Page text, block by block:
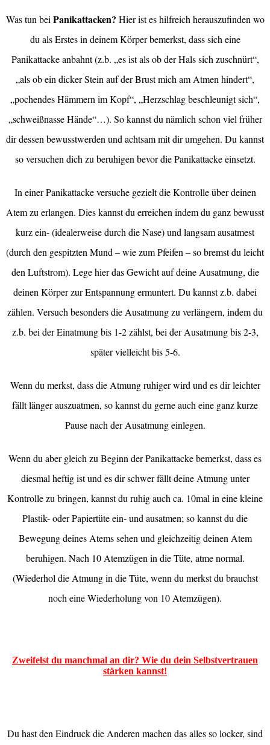
Was tun beiPanikattacken? Hier ist es hilfreich herauszufinden wo
du als Erstes in deinem Körper bemerkst, dass sich eine
Panikattacke anbahnt (z.b. „es ist als ob der Hals sich zuschnürt“,
„als ob ein dicker Stein auf der Brust mich am Atmen hindert“,
„pochendes Hämmern im Kopf“, „Herzschlag beschleunigt sich“,
„schweißnasse Hände“…). So kannst du nämlich schon viel früher
dir dessen bewusstwerden und achtsam mit dir umgehen. Du kannst
so versuchen dich zu beruhigen bevor die Panikattacke einsetzt.
In einer Panikattacke versuche gezielt die Kontrolle über deinen
Atem zu erlangen. Dies kannst du erreichen indem du ganz bewusst
kurz ein- (idealerweise durch die Nase) und langsam ausatmest
(durch den gespitzten Mund – wie zum Pfeifen – so bremst du leicht
den Luftstrom). Lege hier das Gewicht auf deine Ausatmung, die
deinen Körper zur Entspannung ermuntert. Du kannst z.b. dabei
zählen. Versuch besonders die Ausatmung zu verlängern, indem du
z.b. bei der Einatmung bis 1-2 zählst, bei der Ausatmung bis 2-3,
später vielleicht bis 5-6.
Wenn du merkst, dass die Atmung ruhiger wird und es dir leichter
fällt länger auszuatmen, so kannst du gerne auch eine ganz kurze
Pause nach der Ausatmung einlegen.
Wenn du aber gleich zu Beginn der Panikattacke bemerkst, dass es
diesmal heftig ist und es dir schwer fällt deine Atmung unter
Kontrolle zu bringen, kannst du ruhig auch ca. 10mal in eine kleine
Plastik- oder Papiertüte ein- und ausatmen; so kannst du die
Bewegung deines Atems sehen und gleichzeitig deinen Atem
beruhigen. Nach 10 Atemzügen in die Tüte, atme normal.
(Wiederhol die Atmung in die Tüte, wenn du merkst du brauchst
noch eine Wiederholung von 10 Atemzügen).
Zweifelst du manchmal an dir? Wie du dein Selbstvertrauen
stärken kannst!
Du hast den Eindruck die Anderen machen das alles so locker, sind